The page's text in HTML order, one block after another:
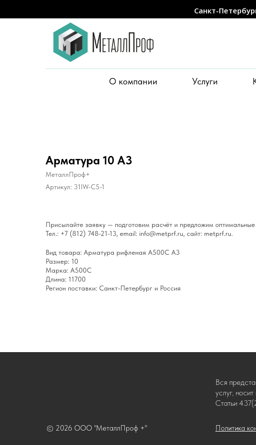
Санкт-
О компании Услуги
Арматура 10 А3
МеталлПроф+
Артикул: 31IW-C5-1
Присылайте заявку — подготовим расчёт и предложим оптимальные
Тел.: +7 (812) 748-21-13, email: info@metprf.ru, сайт: metprf.ru.
Вид товара: Арматура рифленая А500С А3
Размер: 10
Марка: А500С
Длина: 11700
Регион поставки: Санкт-Петербург и Россия
Политика
© 2026 ООО "МеталлПроф +"
Вся
услуг,
Статьи